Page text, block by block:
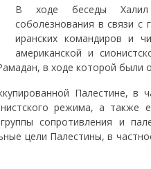
В ходе беседы
соболезнования в связи с
иранских командиров и
американской и
в ходе которой были
Палестине, в
режима, а также
сопротивления и
цели Палестины, в